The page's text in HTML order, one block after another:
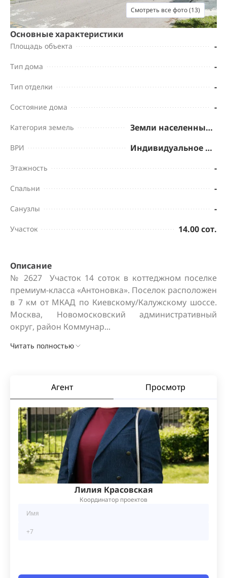
Смотреть все фото (13)
Основные характеристики
Площадь объекта -
Тип дома -
Тип отделки -
Состояние дома -
Категория земель Земли населенных пунктов
ВРИ Индивидуальное жилищное строительство
Этажность -
Спальни -
Санузлы -
Участок 14.00 сот.
Описание
№ 2627  Участок 14 соток в коттеджном поселке
премиум-класса «Антоновка». Поселок расположен
в 7 км от МКАД по Киевскому/Калужскому шоссе.
Москва, Новомосковский административный
округ, район Коммунар...
Читать полностью
Агент Просмотр
Лилия Красовская
Координатор проектов